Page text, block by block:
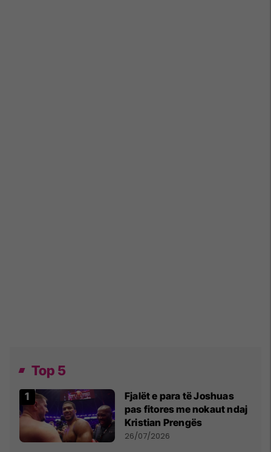
Top 5
Fjalët e para të Joshuas
pas fitores me nokaut ndaj
Kristian Prengës
26/07/2026